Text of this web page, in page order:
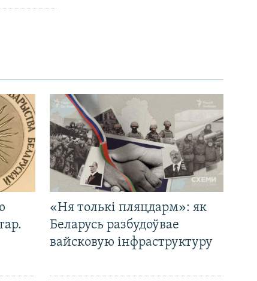
«Ня толькі пляцдарм»: як
Беларусь разбудоўвае
вайсковую інфраструктуру